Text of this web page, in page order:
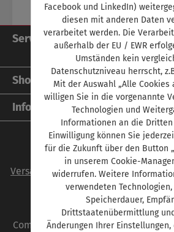
Service-Hotline
Shop Service
Informationen
Alle Preise inkl. gesetzl.
Versandkostenund ggf.
anders
autoFACHMANN ist eine
Communications Group. Unser
Facebook und LinkedIn)
diesen mit anderen Daten
verarbeitet werden. Die
außerhalb der EU / EWR
Umständen kein
Datenschutzniveau herrscht,
Mit der Auswahl „Alle Cookies
willigen Sie in die vorgenannte
Technologien und
Informationen an die Dritten
Einwilligung können Sie
für die Zukunft über den Button
in unserem Cookie-
widerrufen. Weitere
verwendeten
Speicherdauer,
Drittstaatenübermittlung
Änderungen Ihrer